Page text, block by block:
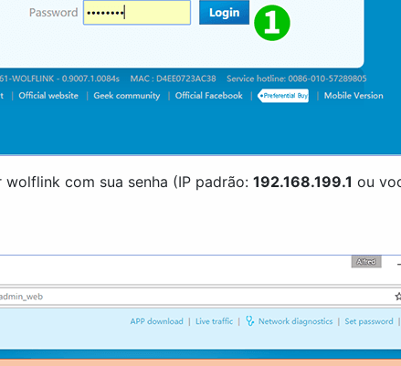
com sua senha (IP padrão: 192.168.199.1 ou